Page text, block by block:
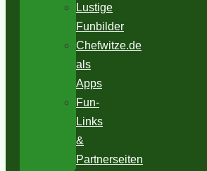
Lustige
Funbilder
Chefwitze.de
als
Apps
Fun-
Links
&
Partnerseiten